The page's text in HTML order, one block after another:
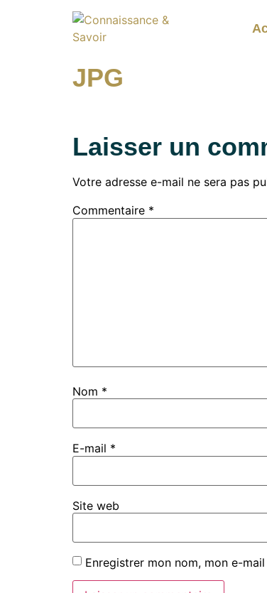
JPG
Laisser un
Votre adresse e-mail ne sera pas
Commentaire *
Nom *
E-mail *
Site web
Enregistrer mon nom, mon e-